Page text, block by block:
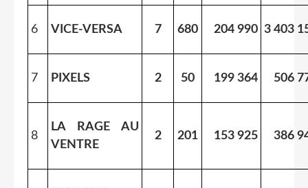
6 VICE-VERSA 7 680 204 990 3 403
7 PIXELS 2 50 199 364 506
8
LA RAGE AU
VENTRE
2 201 153 925 386